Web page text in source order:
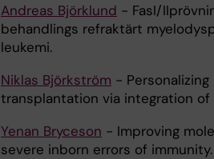
Andreas Björklund - FasI/
behandlings refraktärt
leukemi.
Niklas Björkström -
transplantation via integration of
Yenan Bryceson - Improving
severe inborn errors of immunity.